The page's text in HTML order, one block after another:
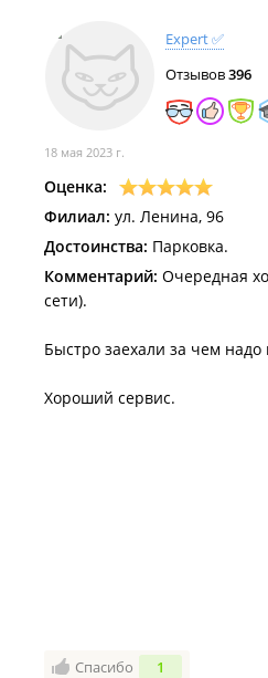
Expert ✅
Отзывов396
18 мая 2023 г.
Оценка:
Филиал: ул. Ленина, 96
Достоинства: Парковка.
Комментарий: Очередная
сети).
Быстро заехали за чем
Хороший сервис.
Спасибо 1